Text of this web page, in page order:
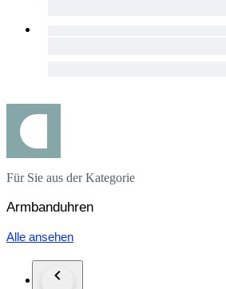
Für Sie aus der Kategorie
Armbanduhren
Alle ansehen